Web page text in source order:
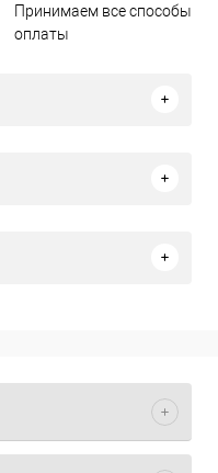
Принимаем все способы
оплаты